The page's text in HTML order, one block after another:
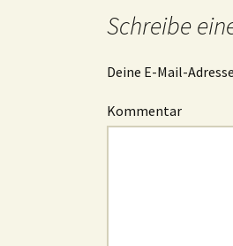
Schreibe
Deine E-Mail-
Kommentar